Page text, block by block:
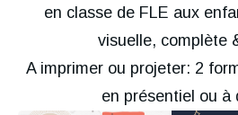
en classe de FLE aux
visuelle, complète
A imprimer ou projeter: 2
en présentiel ou à